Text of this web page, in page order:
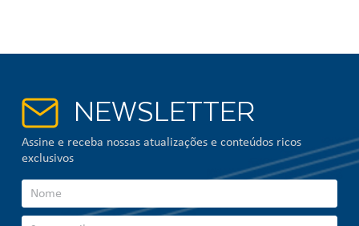
NEWSLETTER
Assine e receba nossas atualizações e conteúdos ricos
exclusivos